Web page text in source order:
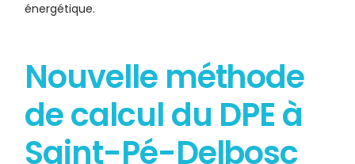
énergétique.
Nouvelle méthode
de calcul du DPE à
Saint-Pé-Delbosc